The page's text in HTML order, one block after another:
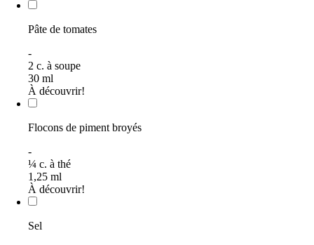
Pâte de tomates
-
2 c. à soupe
30 ml
À découvrir!
Flocons de piment broyés
-
¼ c. à thé
1,25 ml
À découvrir!
Sel